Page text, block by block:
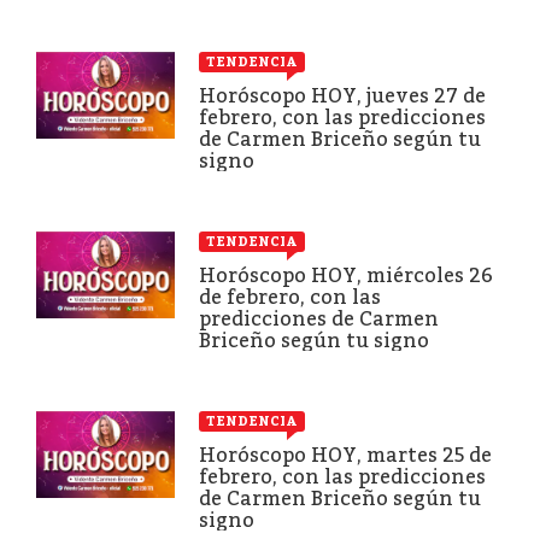
TENDENCIA
Horóscopo HOY, jueves 27 de
febrero, con las predicciones
de Carmen Briceño según tu
signo
TENDENCIA
Horóscopo HOY, miércoles 26
de febrero, con las
predicciones de Carmen
Briceño según tu signo
TENDENCIA
Horóscopo HOY, martes 25 de
febrero, con las predicciones
de Carmen Briceño según tu
signo